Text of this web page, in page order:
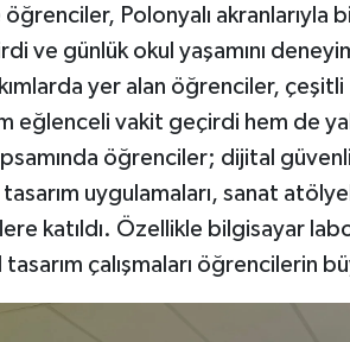
Polonyalı akranlarıyla
ve günlük okul yaşamını
yer alan öğrenciler,
eğlenceli vakit geçirdi hem de
öğrenciler; dijital
tasarım uygulamaları, sanat
katıldı. Özellikle bilgisayar
çalışmaları öğrencilerin